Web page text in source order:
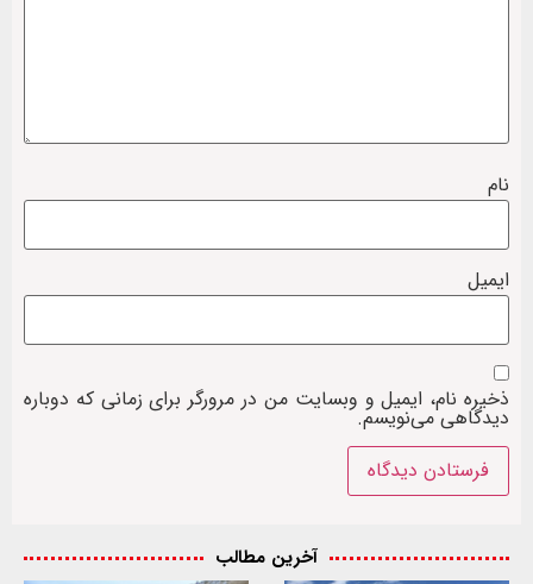
نام
ایمیل
ذخیره نام، ایمیل و وبسایت من در مرورگر برای زمانی که دوباره
دیدگاهی می‌نویسم.
آخرین مطالب